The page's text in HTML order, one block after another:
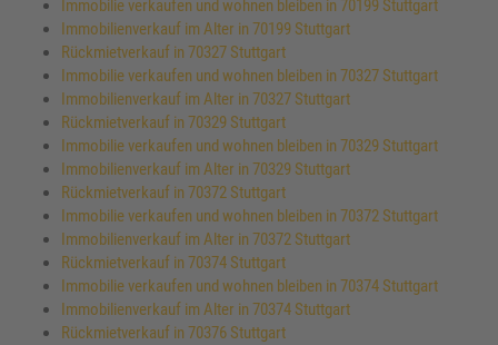
Immobilie verkaufen und wohnen bleiben in 70199 Stuttgart
Immobilienverkauf im Alter in 70199 Stuttgart
Rückmietverkauf in 70327 Stuttgart
Immobilie verkaufen und wohnen bleiben in 70327 Stuttgart
Immobilienverkauf im Alter in 70327 Stuttgart
Rückmietverkauf in 70329 Stuttgart
Immobilie verkaufen und wohnen bleiben in 70329 Stuttgart
Immobilienverkauf im Alter in 70329 Stuttgart
Rückmietverkauf in 70372 Stuttgart
Immobilie verkaufen und wohnen bleiben in 70372 Stuttgart
Immobilienverkauf im Alter in 70372 Stuttgart
Rückmietverkauf in 70374 Stuttgart
Immobilie verkaufen und wohnen bleiben in 70374 Stuttgart
Immobilienverkauf im Alter in 70374 Stuttgart
Rückmietverkauf in 70376 Stuttgart